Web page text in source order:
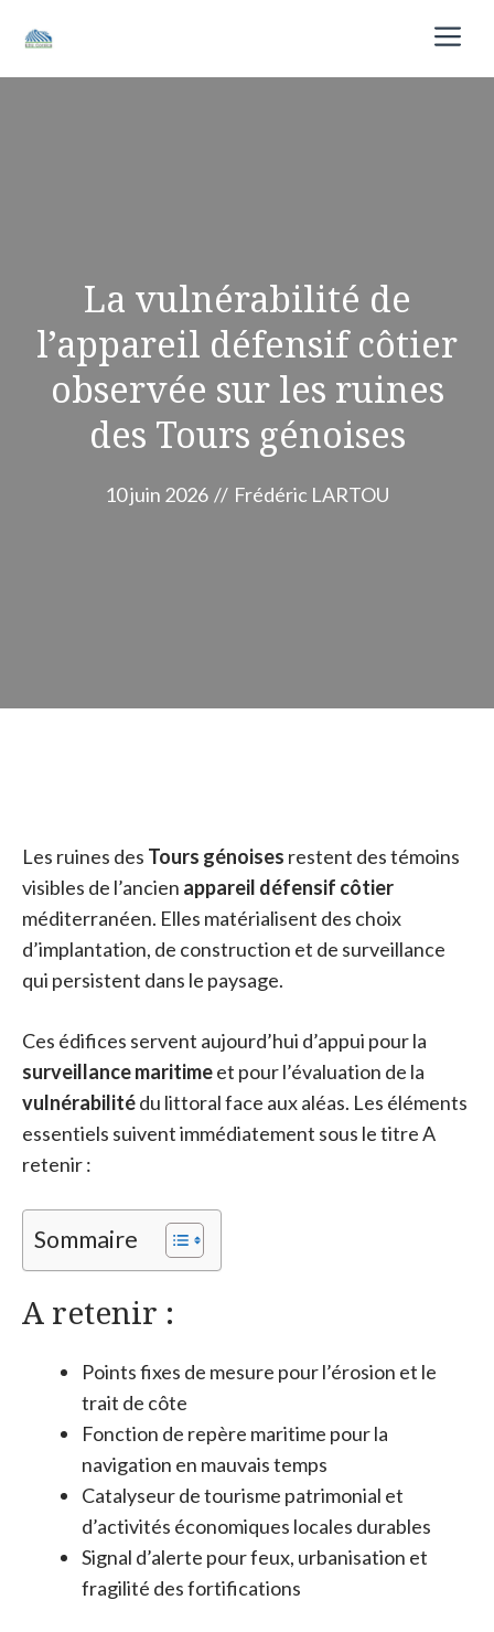
contenu
La vulnérabilité de
l’appareil défensif côtier
observée sur les ruines
des Tours génoises
10 juin 2026 // Frédéric LARTOU
Les ruines des Tours génoises restent des témoins
visibles de l’ancien appareil défensif côtier
méditerranéen. Elles matérialisent des choix
d’implantation, de construction et de surveillance
qui persistent dans le paysage.
Ces édifices servent aujourd’hui d’appui pour la
surveillance maritimeet pour l’évaluation de la
vulnérabilitédu littoral face aux aléas. Les éléments
essentiels suivent immédiatement sous le titre A
retenir :
Sommaire
A retenir :
Points fixes de mesure pour l’érosion et le
trait de côte
Fonction de repère maritime pour la
navigation en mauvais temps
Catalyseur de tourisme patrimonial et
d’activités économiques locales durables
Signal d’alerte pour feux, urbanisation et
fragilité des fortifications